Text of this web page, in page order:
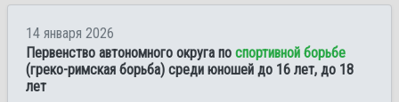
14 января 2026
Первенство автономного округа по спортивной борьбе
(греко-римская борьба) среди юношей до 16 лет, до 18
лет